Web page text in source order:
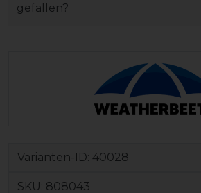
gefallen?
Varianten-ID: 40028
SKU: 808043